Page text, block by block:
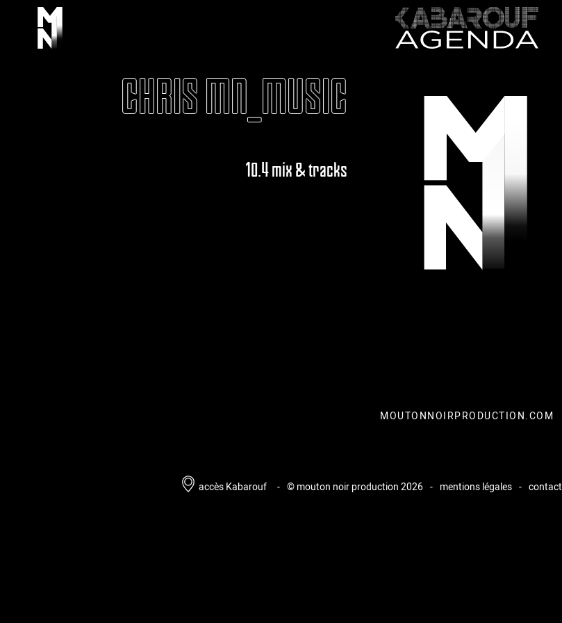
CHRIS MN_MUSIC
10.4 mix & tracks
MOUTONNOIRPRODUCTION.COM
accès Kabarouf - © mouton noir production 2026 - mentions légales - contact